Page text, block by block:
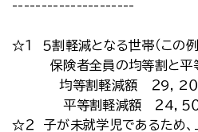
---------------------
☆１ ５割軽減となる世帯（この
保険者全員の均等割と平
均等割軽減額 ２9，2
平等割軽減額 ２4，５０
☆２ 子が未就学児であるため、